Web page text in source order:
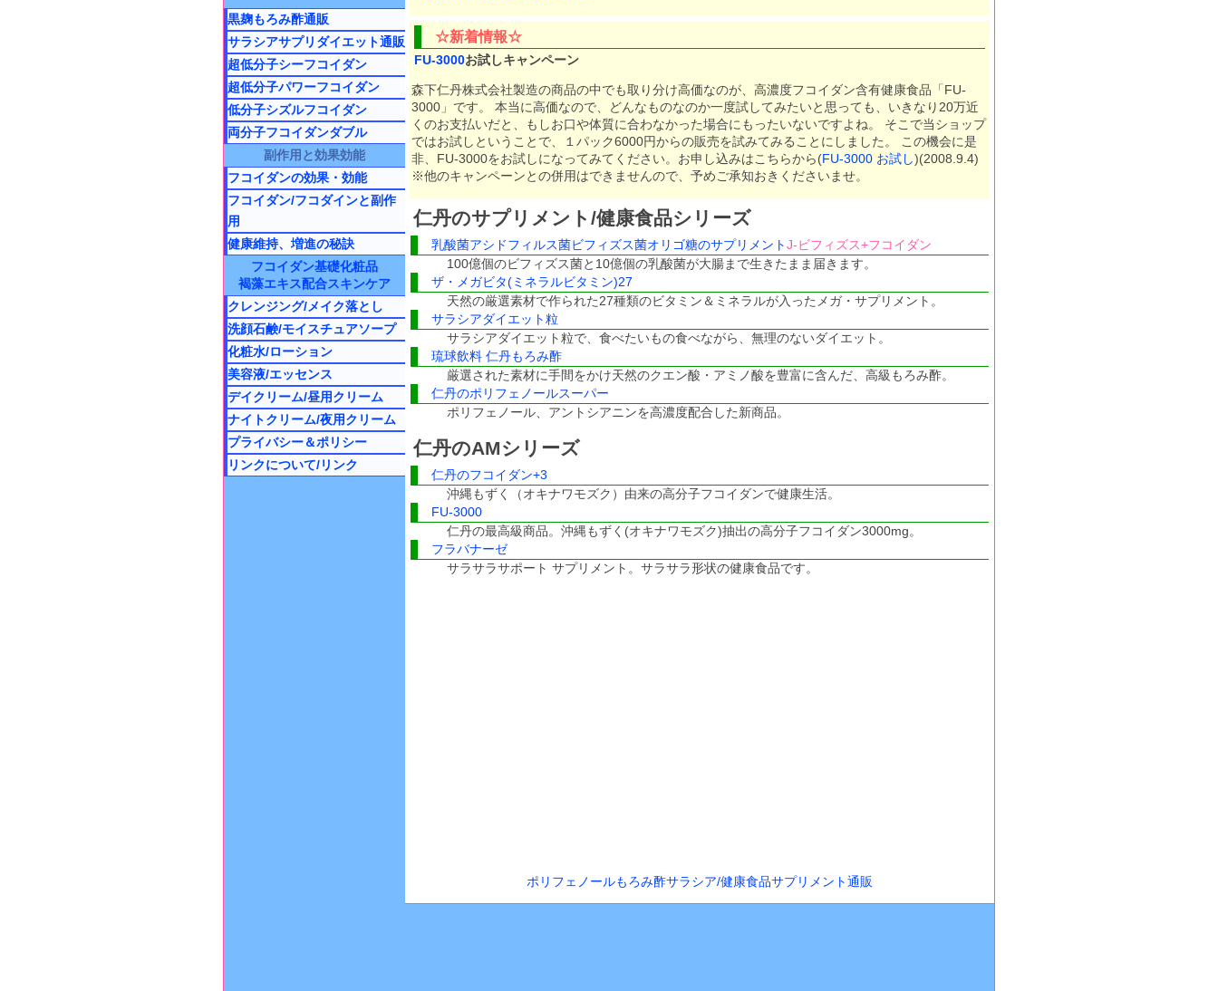
黒麹もろみ酢通販
サラシアサプリダイエット通販
超低分子シーフコイダン
超低分子パワーフコイダン
低分子シズルフコイダン
両分子フコイダンダブル
副作用と効果効能
フコイダンの効果・効能
フコイダン/フコダインと副作
用
健康維持、増進の秘訣
フコイダン基礎化粧品
褐藻エキス配合スキンケア
クレンジング/メイク落とし
洗顔石鹸/モイスチュアソープ
化粧水/ローション
美容液/エッセンス
デイクリーム/昼用クリーム
ナイトクリーム/夜用クリーム
プライバシー＆ポリシー
リンクについて/リンク
☆新着情報☆
FU-3000お試しキャンペーン
森下仁丹株式会社製造の商品の中でも取り分け高価なのが、高濃度フコイダン含有健康食品「FU-
3000」です。 本当に高価なので、どんなものなのか一度試してみたいと思っても、いきなり20万近
くのお支払いだと、もしお口や体質に合わなかった場合にもったいないですよね。 そこで当ショップ
ではお試しということで、１パック6000円からの販売を試みてみることにしました。
この機会に是
非、FU-3000をお試しになってみてください。お申し込みはこちらから(FU-3000 お試し)(2008.9.4)
※他のキャンペーンとの併用はできませんので、予めご承知おきくださいませ。
仁丹のサプリメント/健康食品シリーズ
乳酸菌アシドフィルス菌ビフィズス菌オリゴ糖のサプリメントJ-ビフィズス+フコイダン
100億個のビフィズス菌と10億個の乳酸菌が大腸まで生きたまま届きます。
ザ・メガビタ(ミネラルビタミン)27
天然の厳選素材で作られた27種類のビタミン＆ミネラルが入ったメガ・サプリメント。
サラシアダイエット粒
サラシアダイエット粒で、食べたいもの食べながら、無理のないダイエット。
琉球飲料 仁丹もろみ酢
厳選された素材に手間をかけ天然のクエン酸・アミノ酸を豊富に含んだ、高級もろみ酢。
仁丹のポリフェノールスーパー
ポリフェノール、アントシアニンを高濃度配合した新商品。
仁丹のAMシリーズ
仁丹のフコイダン+3
沖縄もずく（オキナワモズク）由来の高分子フコイダンで健康生活。
FU-3000
仁丹の最高級商品。沖縄もずく(オキナワモズク)抽出の高分子フコイダン3000mg。
フラバナーゼ
サラサラサポート サプリメント。サラサラ形状の健康食品です。
ポリフェノールもろみ酢サラシア/健康食品サプリメント通販